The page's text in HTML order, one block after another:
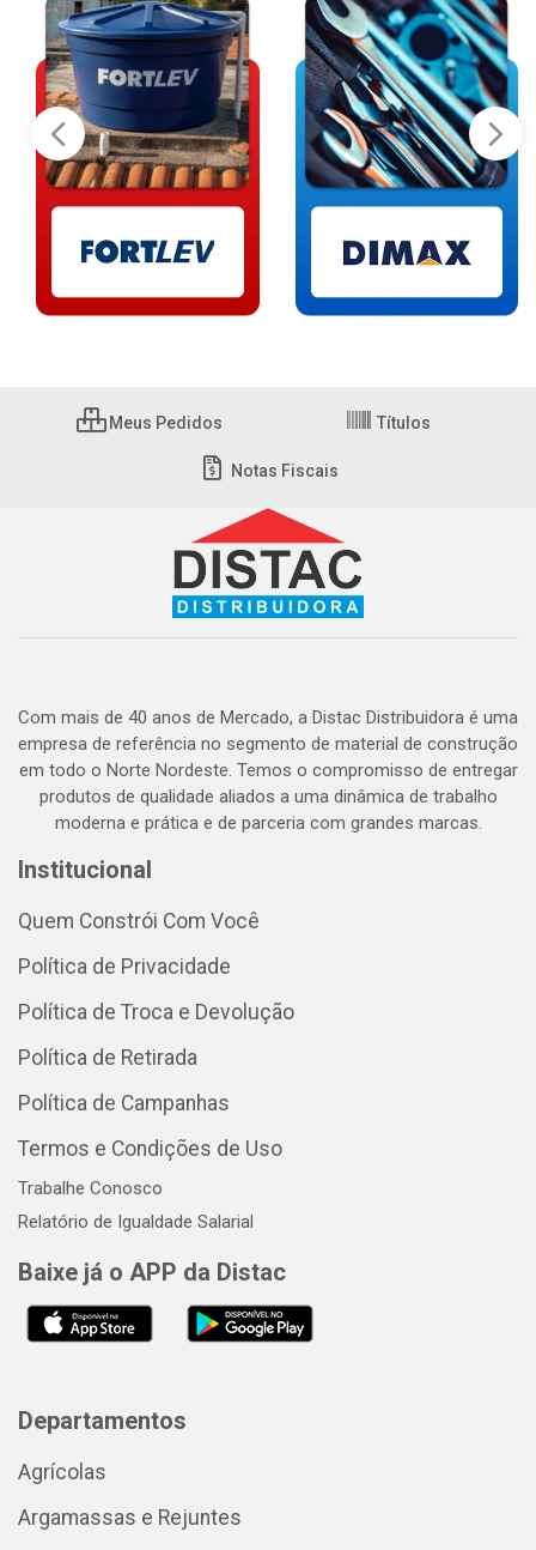
Meus Pedidos Títulos
Notas Fiscais
Com mais de 40 anos de Mercado, a Distac Distribuidora é uma
empresa de referência no segmento de material de construção
em todo o Norte Nordeste. Temos o compromisso de entregar
produtos de qualidade aliados a uma dinâmica de trabalho
moderna e prática e de parceria com grandes marcas.
Institucional
Quem Constrói Com Você
Política de Privacidade
Política de Troca e Devolução
Política de Retirada
Política de Campanhas
Termos e Condições de Uso
Trabalhe Conosco
Relatório de Igualdade Salarial
Baixe já o APP da Distac
Departamentos
Agrícolas
Argamassas e Rejuntes